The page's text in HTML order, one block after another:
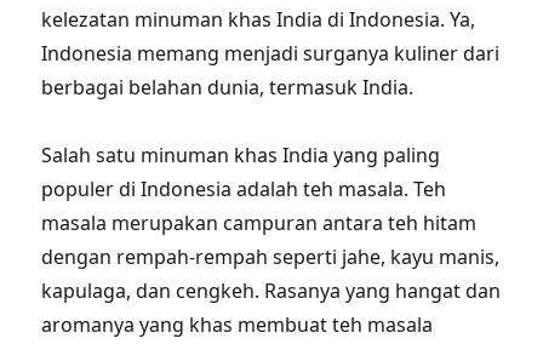
kelezatan minuman khas India di Indonesia. Ya,
Indonesia memang menjadi surganya kuliner dari
berbagai belahan dunia, termasuk India.
Salah satu minuman khas India yang paling
populer di Indonesia adalah teh masala. Teh
masala merupakan campuran antara teh hitam
dengan rempah-rempah seperti jahe, kayu manis,
kapulaga, dan cengkeh. Rasanya yang hangat dan
aromanya yang khas membuat teh masala